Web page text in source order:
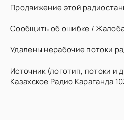
Продвижение этой
Сообщить об ошибке /
Удалены нерабочие потоки
Источник (логотип, потоки и
Казахское Радио Караганда